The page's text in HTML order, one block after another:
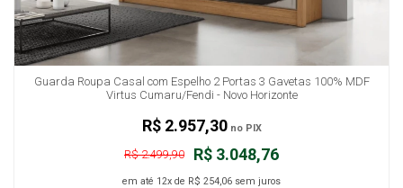
Guarda Roupa Casal com Espelho 2 Portas 3 Gavetas 100% MDF
Virtus Cumaru/Fendi - Novo Horizonte
R$ 3.048,76
R$ 2.499,90
em até 12x de R$ 254,06 sem juros
R$ 2.957,30no PIX